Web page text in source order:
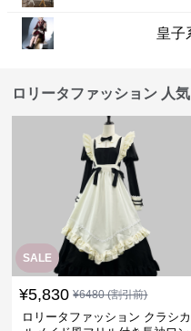
皇子
ロリータファッション 人
SALE
¥5,830 ¥6480(割引前)
ロリータファッション クラシカ